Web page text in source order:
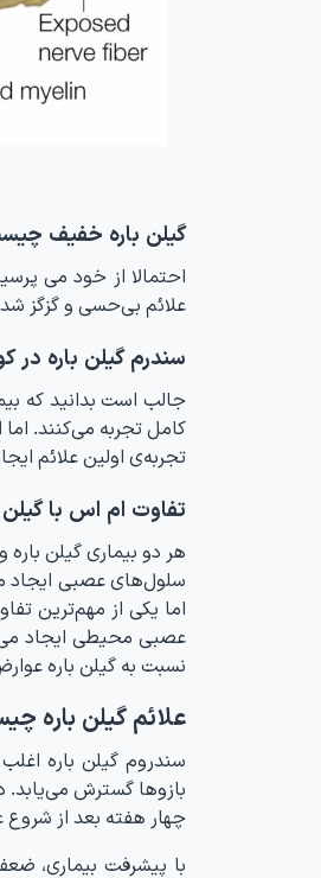
گیلن باره خفیف
احتمالا از خود می
علائم بی‌حسی و گزگز
سندرم گیلن باره در
کامل تجربه می‌کنند. اما
تجربه‌ی اولین علائم
تفاوت ام اس با
هر دو بیماری گیلن باره و
سلول‌های عصبی ایجاد
اما یکی از مهم‌ترین
عصبی محیطی ایجاد
نسبت به گیلن باره
علائم گیلن باره
سندروم گیلن باره
بازوها گسترش می‌یابد.
چهار هفته بعد از
با پیشرفت بیماری،